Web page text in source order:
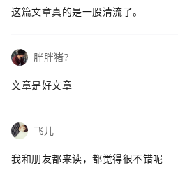
这篇文章真的是一股清流了。
胖胖猪?
文章是好文章
飞儿
我和朋友都来读，都觉得很不错呢